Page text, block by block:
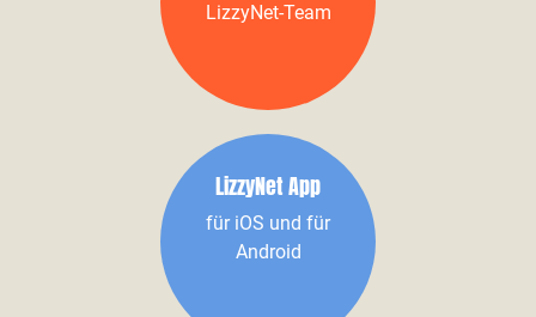
LizzyNet-Team
LizzyNet App
für iOS und für
Android